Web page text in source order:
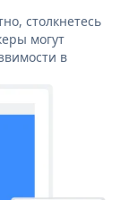
столкнетесь
могут
в